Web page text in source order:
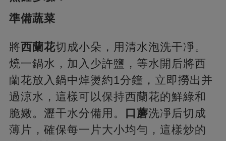
準備蔬菜
將西蘭花切成小朵，用清水泡洗干凈。
燒一鍋水，加入少許鹽，等水開后將西
蘭花放入鍋中焯燙約1分鐘，立即撈出并
過涼水，這樣可以保持西蘭花的鮮綠和
脆嫩。瀝干水分備用。 口蘑洗凈后切成
薄片，確保每一片大小均勻，這樣炒的